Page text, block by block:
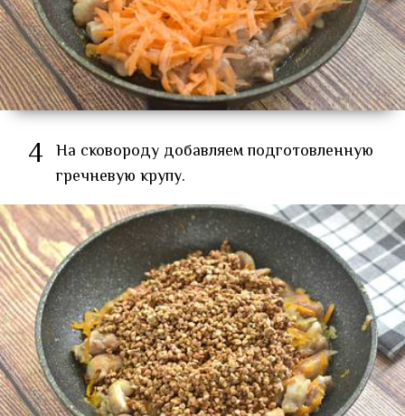
4 На сковороду добавляем подготовленную
гречневую крупу.